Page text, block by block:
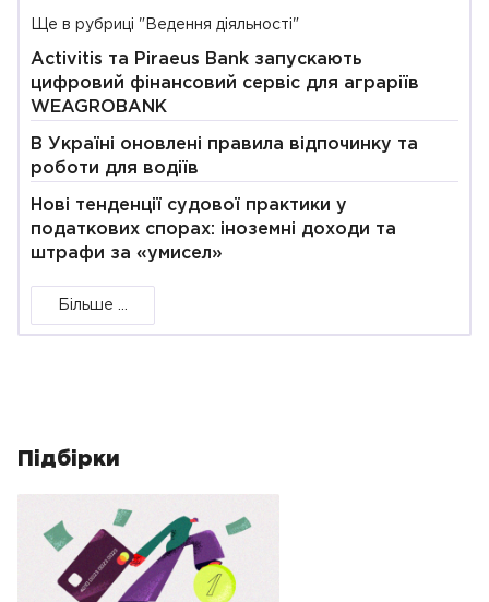
Ще в рубриці "Ведення діяльності"
Activitis та Piraeus Bank запускають
цифровий фінансовий сервіс для аграріїв
WEAGROBANK
В Україні оновлені правила відпочинку та
роботи для водіїв
Нові тенденції судової практики у
податкових спорах: іноземні доходи та
штрафи за «умисел»
Більше ...
Підбірки